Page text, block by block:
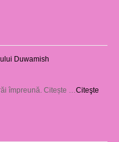
Duwamish
împreună. Citește …Citeşte